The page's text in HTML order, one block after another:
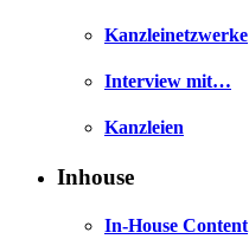
Kanzleinetzwerke
Interview mit…
Kanzleien
Inhouse
In-House Content